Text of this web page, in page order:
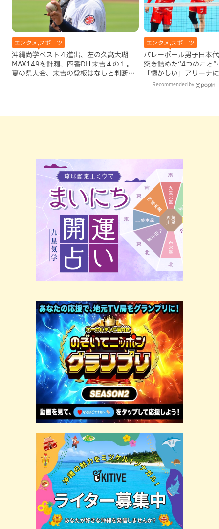
エンタメ,スポーツ
沖縄尚学ベスト４進出、左の久髙大瑚
MAX149を計測、四番DH 末吉４の１。
夏の県大会、末吉の登板はなしと判断し
エンタメ,スポーツ
バレーボール男子日本
突き詰めた“4つのこと
「懐かしい」アリーナ
Recommended by